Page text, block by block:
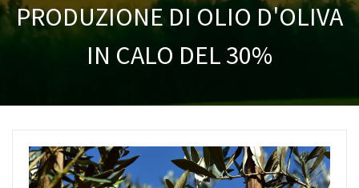
PRODUZIONE DI OLIO D'OLIVA
IN CALO DEL 30%